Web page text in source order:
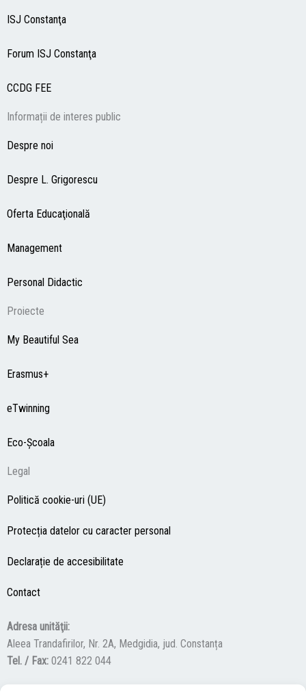
ISJ Constanţa
Forum ISJ Constanţa
CCDG FEE
Informații de interes public
Despre noi
Despre L. Grigorescu
Oferta Educaţională
Management
Personal Didactic
Proiecte
My Beautiful Sea
Erasmus+
eTwinning
Eco-Şcoala
Legal
Politică cookie-uri (UE)
Protecția datelor cu caracter personal
Declarație de accesibilitate
Contact
Adresa unităţii:
Aleea Trandafirilor, Nr. 2A, Medgidia, jud. Constanța
Tel. / Fax: 0241 822 044